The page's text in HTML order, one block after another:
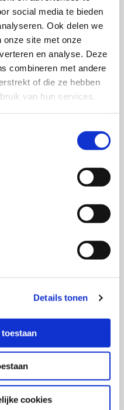
social media te bieden
Ook delen we
onze site met onze
en analyse. Deze
combineren met andere
of die ze hebben
van hun services.
Details tonen
cookies
social mediagebruik te
frame zowel gekeken
van de
sociale en institutionele
plaatsvindt.
sommige locaties,
verboden
die gebruikers
de uitdagingen die social
zoals scrollfuiks en de
de praktijk
de technologische,
die van invloed
in kaart gebracht
effectief is.
op
Lee, E. W. (2022). Drug,
Relationship Between